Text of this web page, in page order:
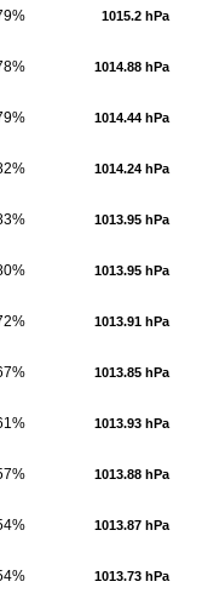
1015.2 hPa
1014.88 hPa
1014.44 hPa
1014.24 hPa
1013.95 hPa
1013.95 hPa
1013.91 hPa
1013.85 hPa
1013.93 hPa
1013.88 hPa
1013.87 hPa
1013.73 hPa